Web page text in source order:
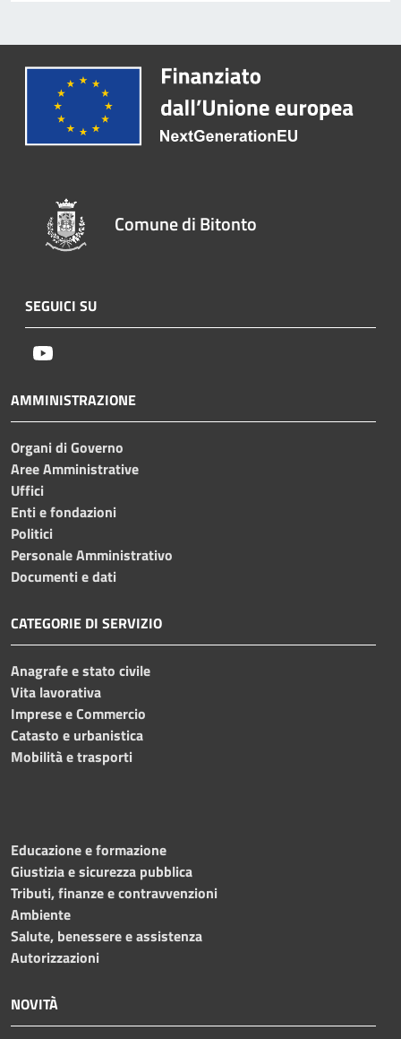
Comune di Bitonto
SEGUICI SU
AMMINISTRAZIONE
Organi di Governo
Aree Amministrative
Uffici
Enti e fondazioni
Politici
Personale Amministrativo
Documenti e dati
CATEGORIE DI SERVIZIO
Anagrafe e stato civile
Vita lavorativa
Imprese e Commercio
Catasto e urbanistica
Mobilità e trasporti
Educazione e formazione
Giustizia e sicurezza pubblica
Tributi, finanze e contravvenzioni
Ambiente
Salute, benessere e assistenza
Autorizzazioni
NOVITÀ